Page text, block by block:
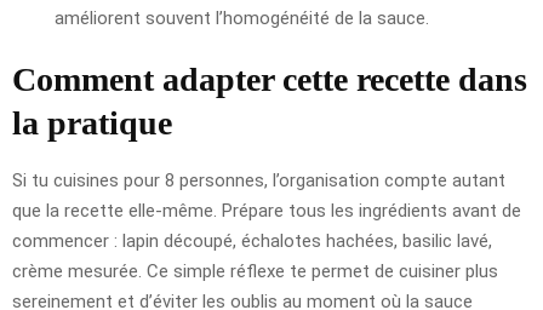
améliorent souvent l’homogénéité de la sauce.
Comment adapter cette recette dans
la pratique
Si tu cuisines pour 8 personnes, l’organisation compte autant
que la recette elle-même. Prépare tous les ingrédients avant de
commencer : lapin découpé, échalotes hachées, basilic lavé,
crème mesurée. Ce simple réflexe te permet de cuisiner plus
sereinement et d’éviter les oublis au moment où la sauce